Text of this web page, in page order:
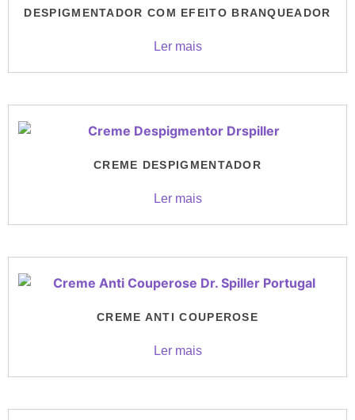
DESPIGMENTADOR COM EFEITO BRANQUEADOR
Ler mais
CREME DESPIGMENTADOR
Ler mais
CREME ANTI COUPEROSE
Ler mais